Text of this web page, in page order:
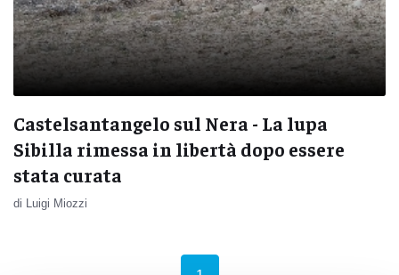
Castelsantangelo sul Nera - La lupa
Sibilla rimessa in libertà dopo essere
stata curata
di Luigi Miozzi